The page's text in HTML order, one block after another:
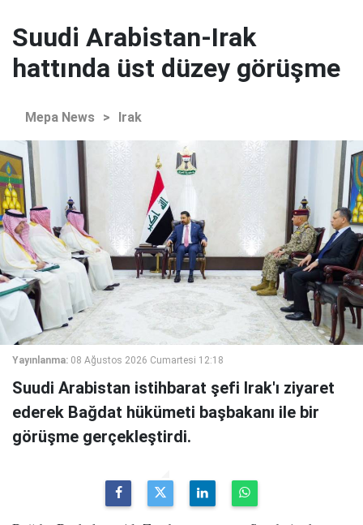
Suudi Arabistan-Irak
hattında üst düzey görüşme
Mepa News > Irak
Yayınlanma: 08 Ağustos 2026 Cumartesi 12:18
Suudi Arabistan istihbarat şefi Irak'ı ziyaret
ederek Bağdat hükümeti başbakanı ile bir
görüşme gerçekleştirdi.